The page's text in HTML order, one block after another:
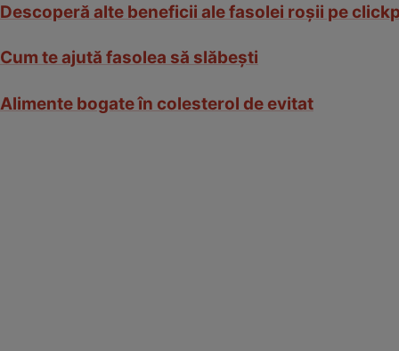
Descoperă alte beneficii ale fasolei roşii pe
Cum te ajută fasolea să slăbeşti
Alimente bogate în colesterol de evitat